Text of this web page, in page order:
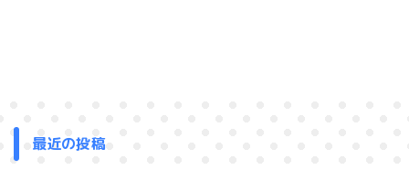
最近の投稿